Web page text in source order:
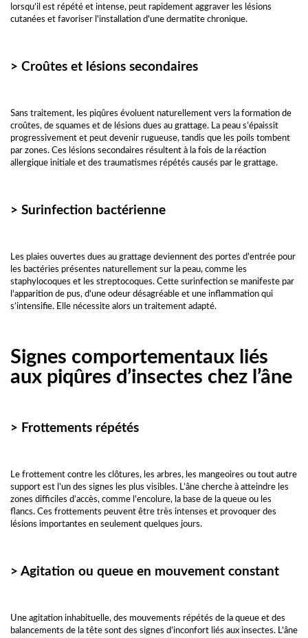
lorsqu’il est répété et intense, peut rapidement aggraver les lésions
cutanées et favoriser l'installation d'une dermatite chronique.
> Croûtes et lésions secondaires
Sans traitement, les piqûres évoluent naturellement vers la formation de
croûtes, de squames et de lésions dues au grattage. La peau s’épaissit
progressivement et peut devenir rugueuse, tandis que les poils tombent
par zones. Ces lésions secondaires résultent à la fois de la réaction
allergique initiale et des traumatismes répétés causés par le grattage.
> Surinfection bactérienne
Les plaies ouvertes dues au grattage deviennent des portes d'entrée pour
les bactéries présentes naturellement sur la peau, comme les
staphylocoques et les streptocoques. Cette surinfection se manifeste par
l'apparition de pus, d'une odeur désagréable et une inflammation qui
s’intensifie. Elle nécessite alors un traitement adapté.
Signes comportementaux liés
aux piqûres d’insectes chez l’âne
> Frottements répétés
Le frottement contre les clôtures, les arbres, les mangeoires ou tout autre
support est l’un des signes les plus visibles. L’âne cherche à atteindre les
zones difficiles d’accès, comme l'encolure, la base de la queue ou les
flancs. Ces frottements peuvent être très intenses et provoquer des
lésions importantes en seulement quelques jours.
> Agitation ou queue en mouvement constant
Une agitation inhabituelle, des mouvements répétés de la queue et des
balancements de la tête sont des signes d’inconfort liés aux insectes. L’âne